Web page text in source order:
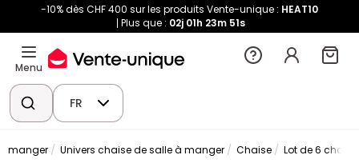
-10% dès CHF 400 sur les produits Vente-unique : HEAT10
Plus que : 02j 01h 23m 51s
Menu
FR
manger Univers chaise de salle à manger Chaise Lot de 6